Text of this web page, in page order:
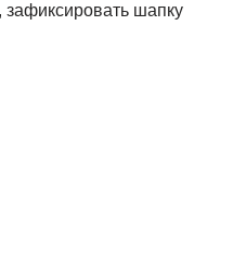
зафиксировать шапку